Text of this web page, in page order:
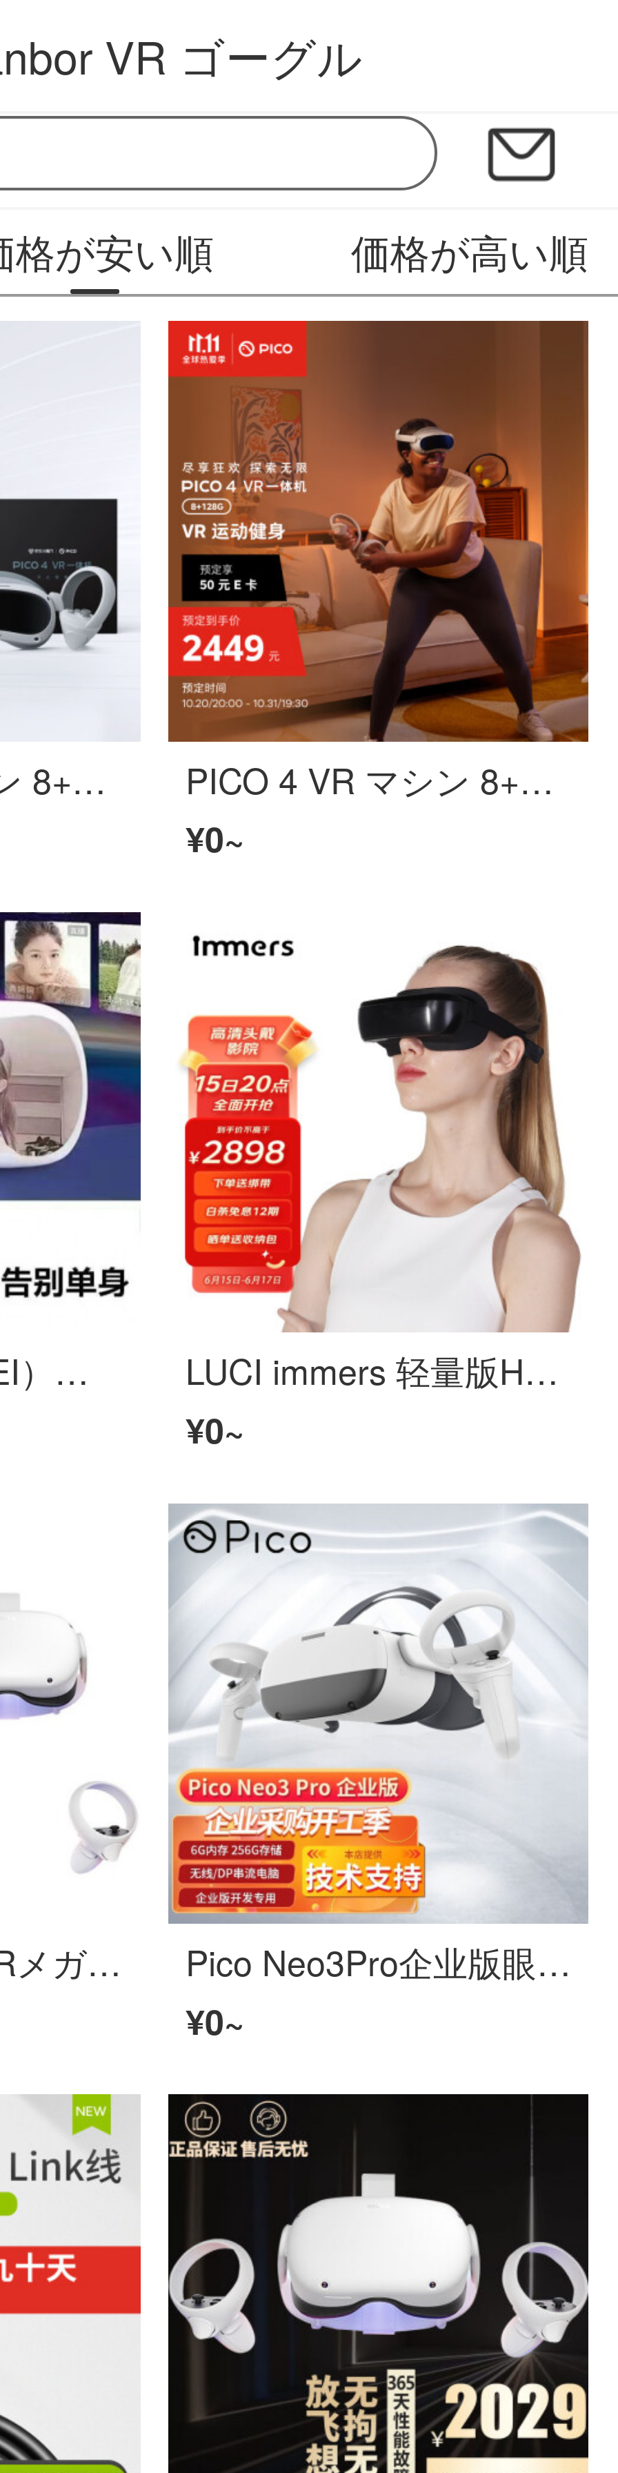
VRメガネ
VR ゴーグル
格が安い順 価格が高い順
PICO 4 VR マシン 8+256G【小魔方思う存分版を遊ぶ】年度旗舰爆款新机 体性感覚VR インテリジェントメガネ VRメガネ PICO 4 VR マシン 8+128G 年度旗舰爆款新机 PC体性感覚VR装置 沉浸体验 インテリジェントメガネ VRメガネ
¥0~
Huawei（HUAWEI）ユニバーサルVRメガネスマホひたむきなバーチャル現実3DインテリジェントrvメガネApple安卓ユニバーサル性家庭vrゲーム機樱途 vrB【ブルーレイ版】+资源+耳机 LUCI immers 轻量版HD头显头戴影院3Dメガネスマホ影院巨大スクリーン观影 轻量版+HDMI转接盒
¥0~
Oculus quest2 VRメガネマシン 体性感覚ゲーム機steam头戴インテリジェント装置VR头显バーチャル現実 元宇宙 Quest 2 128G【买1送9】送舒适头戴 Pico Neo3Pro企业版眼动追踪版旗舰VRメガネマシン行业定制骁龙XR2瞳距调节 Neo 3 Pro
¥0~